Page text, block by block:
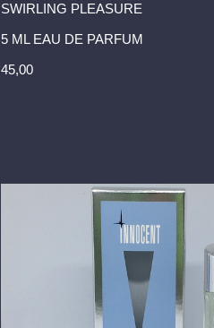
SWIRLING PLEASURE
5 ML EAU DE PARFUM
45,00